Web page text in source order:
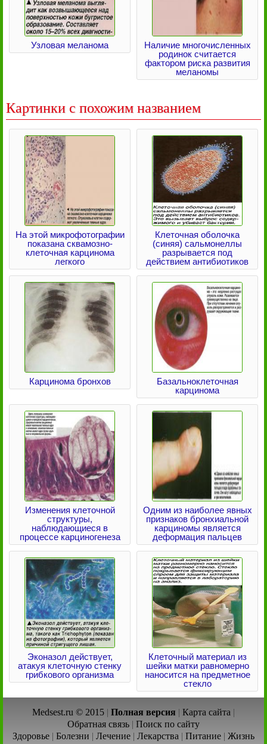
Узловая меланома
Наличие многочисленных
родинок считается
фактором риска развития
меланомы
Картинки с похожим названием
На этой микрофотографии
показана сквамозно-
клеточная карцинома
легкого
Клеточная оболочка
(синяя) сальмонеллы
разрывается под
действием антибиотиков
Карцинома бронхов
Базальноклеточная
карцинома
Изменения клеточной
структуры,
наблюдающиеся в
процессе карциногенеза
Одним из наиболее явных
признаков бронхиальной
карциномы является
деформация пальцев
Эконазол действует,
атакуя клеточную стенку
грибкового организма
Клеточный материал из
шейки матки равномерно
наносится на предметное
стекло
Medsest.ru © 2015 | Полная версия | Карта сайта |
Обратная связь | Поиск по сайту
Здоровье | Болезни | Лечение | Лекарства | Питание | Жизнь